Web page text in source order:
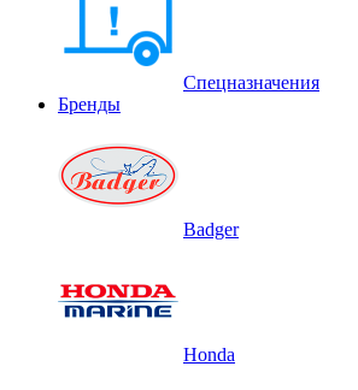
Спецназначения
Бренды
Badger
Honda